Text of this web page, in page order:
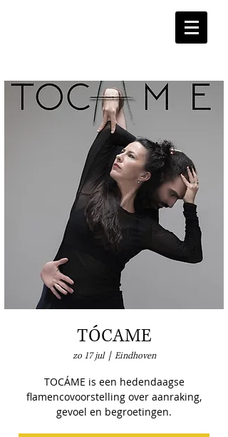
TÓCAME
zo 17 jul
  |
Eindhoven
TOCÁME is een hedendaagse
flamencovoorstelling over aanraking,
gevoel en begroetingen.